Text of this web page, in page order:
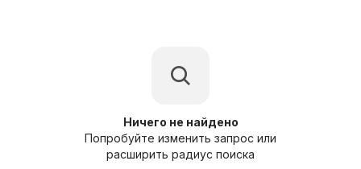
Ничего не найдено
Попробуйте изменить запрос или
расширить радиус поиска